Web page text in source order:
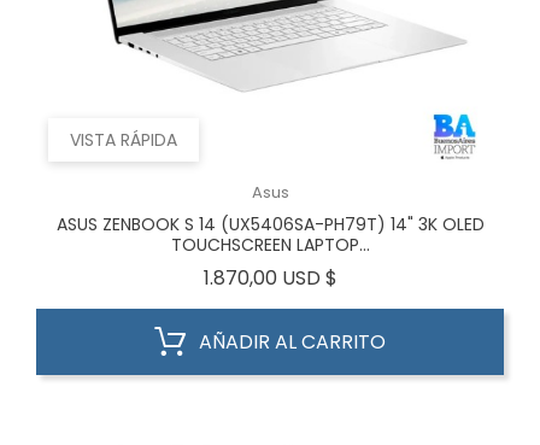
VISTA RÁPIDA
Asus
ASUS ZENBOOK S 14 (UX5406SA-PH79T) 14" 3K OLED
TOUCHSCREEN LAPTOP...
1.870,00 USD $
AÑADIR AL CARRITO